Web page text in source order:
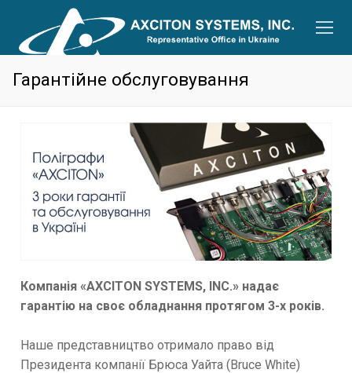
Гарантійне обслуговування
Компанія «AXCITON SYSTEMS, INC.» надає
гарантію на своє обладнання протягом 3-х років.
Наше представництво отримало право від
Президента компанії Брюса Уайта (Bruce White)